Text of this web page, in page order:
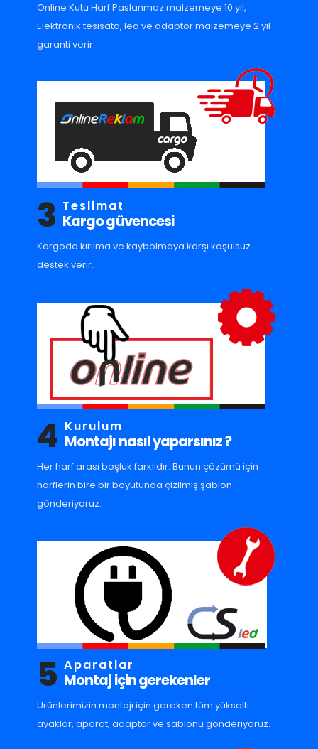
Online Kutu Harf Paslanmaz malzemeye 10 yıl,
Elektronik tesisata, led ve adaptör malzemeye 2 yıl
garanti verir.
3 Teslimat
Kargo güvencesi
Kargoda kırılma ve kaybolmaya karşı koşulsuz
destek verir.
4 Kurulum
Montajı nasıl yaparsınız ?
Her harf arası boşluk farklıdır. Bunun çözümü için
harflerin bire bir boyutunda çizilmiş şablon
gönderiyoruz.
5 Aparatlar
Montaj için gerekenler
Ürünlerimizin montajı için gereken tüm yükselti
ayaklar, aparat, adaptor ve sablonu gönderiyoruz.